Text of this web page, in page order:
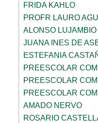
FRIDA KAHLO
PROFR LAURO
ALONSO
JUANA INES DE
ESTEFANIA
PREESCOLAR
PREESCOLAR
PREESCOLAR
AMADO NERVO
ROSARIO